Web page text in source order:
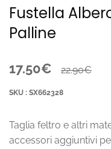
Fustella
Palline
17.50€ 22.90€
SKU : SX662328
Taglia feltro e altri
accessori aggiuntivi